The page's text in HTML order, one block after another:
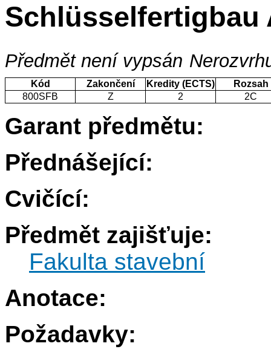
Schlüsselfertigbau
Předmět není vypsán
Kód Zakončení Kredity (ECTS)
Rozsah
800SFB
Z 2 2C
Garant předmětu:
Přednášející:
Cvičící:
Předmět zajišťuje:
Fakulta stavební
Anotace:
Požadavky: